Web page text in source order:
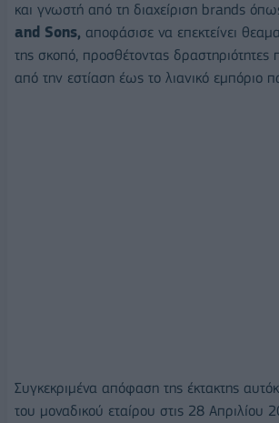
και γνωστή από τη διαχείριση brands
and Sons, αποφάσισε να επεκτείνει
της σκοπό, προσθέτοντας δραστηριότητες
από την εστίαση έως το λιανικό εμπόριο
Συγκεκριμένα απόφαση της έκτακτης
του μοναδικού εταίρου στις 28 Απριλίου